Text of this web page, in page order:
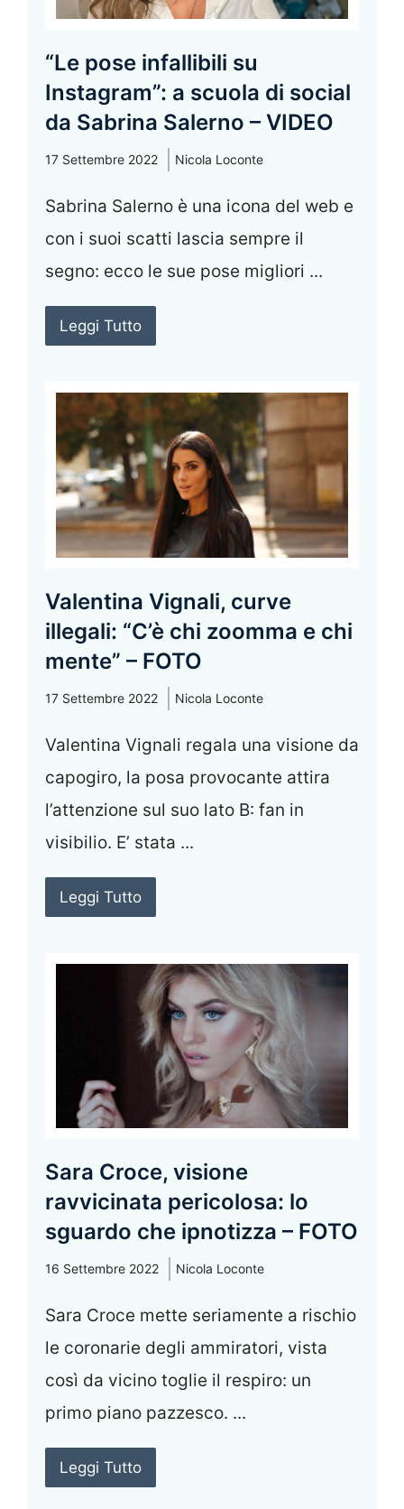
“Le pose infallibili su
Instagram”: a scuola di social
da Sabrina Salerno – VIDEO
17 Settembre 2022 Nicola Loconte
Sabrina Salerno è una icona del web e
con i suoi scatti lascia sempre il
segno: ecco le sue pose migliori ...
Leggi Tutto
Valentina Vignali, curve
illegali: “C’è chi zoomma e chi
mente” – FOTO
17 Settembre 2022 Nicola Loconte
Valentina Vignali regala una visione da
capogiro, la posa provocante attira
l’attenzione sul suo lato B: fan in
visibilio. E’ stata ...
Leggi Tutto
Sara Croce, visione
ravvicinata pericolosa: lo
sguardo che ipnotizza – FOTO
16 Settembre 2022 Nicola Loconte
Sara Croce mette seriamente a rischio
le coronarie degli ammiratori, vista
così da vicino toglie il respiro: un
primo piano pazzesco. ...
Leggi Tutto